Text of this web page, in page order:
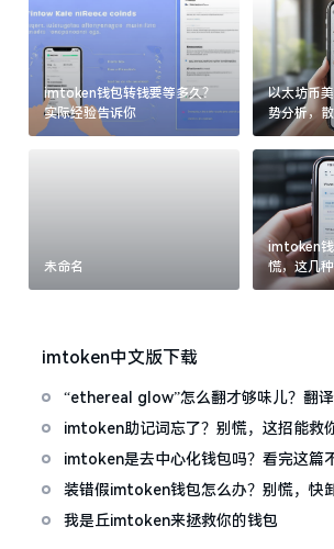
imtoken钱包转钱要等多久？
实际经验告诉你
以太坊币
势分析，
跌被套牢
未命名
imtoken钱
慌，这几
imtoken中文版下载
“ethereal glow”怎么翻才够味儿？翻译
的私房话
imtoken助记词忘了？别慌，这招能救
imtoken是去中心化钱包吗？看完这篇
装错假imtoken钱包怎么办？别慌，快
招能救急
我是丘imtoken来拯救你的钱包